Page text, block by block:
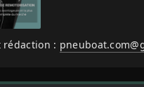
rédaction :